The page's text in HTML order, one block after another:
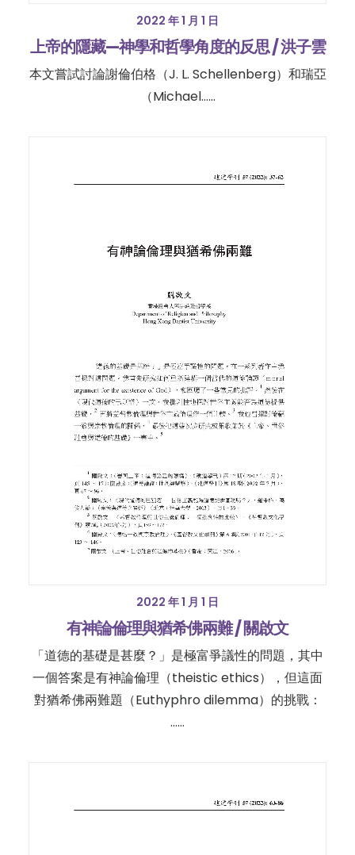
2022 年 1 月 1 日
上帝的隱藏—神學和哲學角度的反思 / 洪子雲
本文嘗試討論謝倫伯格（J. L. Schellenberg）和瑞亞
（Michael……
2022 年 1 月 1 日
有神論倫理與猶希佛兩難 / 關啟文
「道德的基礎是甚麼？」是極富爭議性的問題，其中
一個答案是有神論倫理（theistic ethics），但這面
對猶希佛兩難題（Euthyphro dilemma）的挑戰：
……